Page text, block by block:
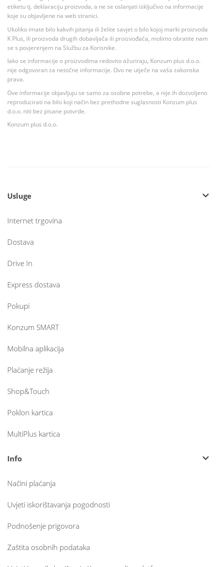
etiketu tj. deklaraciju proizvoda, a ne se oslanjati isključivo na informacije
koje su objavljene na web stranici.
Ukoliko imate bilo kakvih pitanja ili želite savjet o bilo kojoj marki proizvoda
K Plus, ili proizvoda drugih dobavljača ili proizvođača, molimo obratite nam
se s povjerenjem na Službu za Korisnike.
Iako se informacije o proizvodima redovito ažuriraju, Konzum plus d.o.o.
nije odgovoran za netočne informacije. Ovo ne utječe na vaša zakonska
prava.
Ove informacije objavljuju se samo za osobne potrebe, a nije ih dozvoljeno
reproducirati na bilo koji način bez prethodne suglasnosti Konzum plus
d.o.o. niti bez pisane potvrde.
Konzum plus d.o.o.
Usluge
Internet trgovina
Dostava
Drive In
Express dostava
Pokupi
Konzum SMART
Mobilna aplikacija
Plaćanje režija
Shop&Touch
Poklon kartica
MultiPlus kartica
Info
Načini plaćanja
Uvjeti iskorištavanja pogodnosti
Podnošenje prigovora
Zaštita osobnih podataka